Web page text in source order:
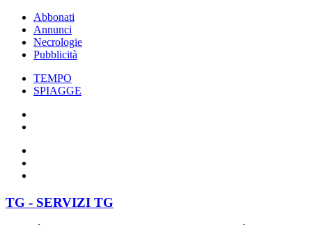
Abbonati
Annunci
Necrologie
Pubblicità
TEMPO
SPIAGGE
TG - SERVIZI TG